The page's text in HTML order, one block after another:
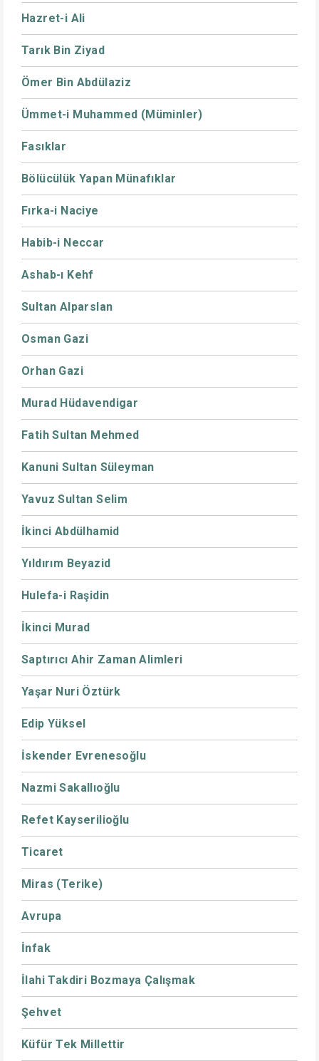
Hazret-i Ali
Tarık Bin Ziyad
Ömer Bin Abdülaziz
Ümmet-i Muhammed (Müminler)
Fasıklar
Bölücülük Yapan Münafıklar
Fırka-i Naciye
Habib-i Neccar
Ashab-ı Kehf
Sultan Alparslan
Osman Gazi
Orhan Gazi
Murad Hüdavendigar
Fatih Sultan Mehmed
Kanuni Sultan Süleyman
Yavuz Sultan Selim
İkinci Abdülhamid
Yıldırım Beyazid
Hulefa-i Raşidin
İkinci Murad
Saptırıcı Ahir Zaman Alimleri
Yaşar Nuri Öztürk
Edip Yüksel
İskender Evrenesoğlu
Nazmi Sakallıoğlu
Refet Kayserilioğlu
Ticaret
Miras (Terike)
Avrupa
İnfak
İlahi Takdiri Bozmaya Çalışmak
Şehvet
Küfür Tek Millettir